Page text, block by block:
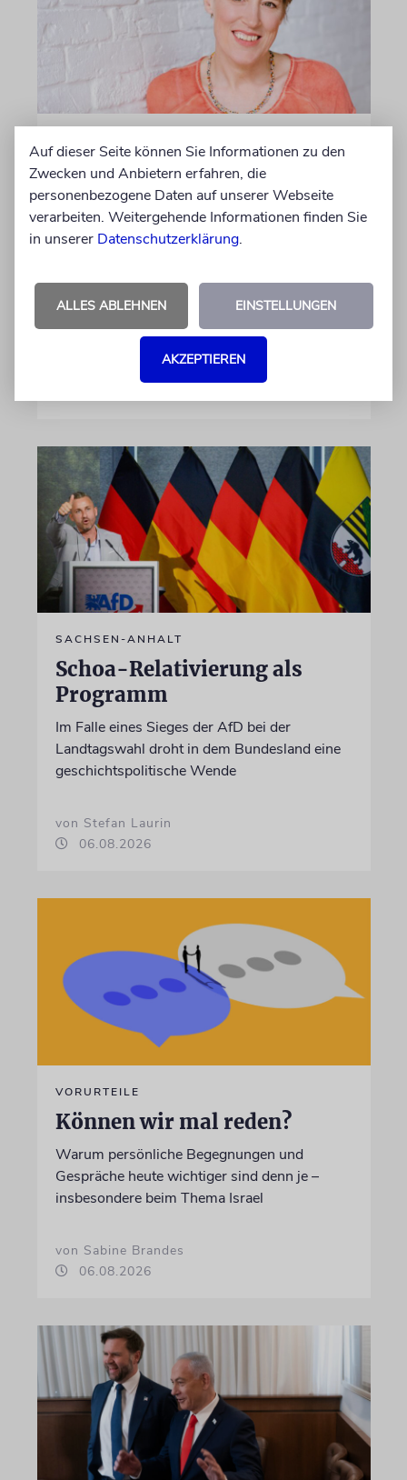
»Blaue Moschee« als
Gedenkstätte für die Opfer
des Islamismus?
Nach der Schließung des eng mit dem
Zentrums Hamburg« wird über die künftige
SACHSEN-ANHALT
Schoa-Relativierung als
Programm
Im Falle eines Sieges der AfD bei der
Landtagswahl droht in dem Bundesland eine
geschichtspolitische Wende
von Stefan Laurin
06.08.2026
VORURTEILE
Können wir mal reden?
Warum persönliche Begegnungen und
Gespräche heute wichtiger sind denn je –
insbesondere beim Thema Israel
von Sabine Brandes
06.08.2026
Auf dieser Seite können Sie Informationen zu den
Zwecken und Anbietern erfahren, die
personenbezogene Daten auf unserer Webseite
verarbeiten. Weitergehende Informationen finden Sie
in unserer Datenschutzerklärung.
ALLES ABLEHNEN EINSTELLUNGEN
AKZEPTIEREN